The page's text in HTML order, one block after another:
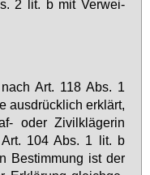
2 lit. b mit Ver­wei­
Art. 118 Abs. 1
aus­drück­lich er­klärt,
oder Zi­vil­klä­ge­rin
104 Abs. 1 lit. b
Be­stim­mung ist der